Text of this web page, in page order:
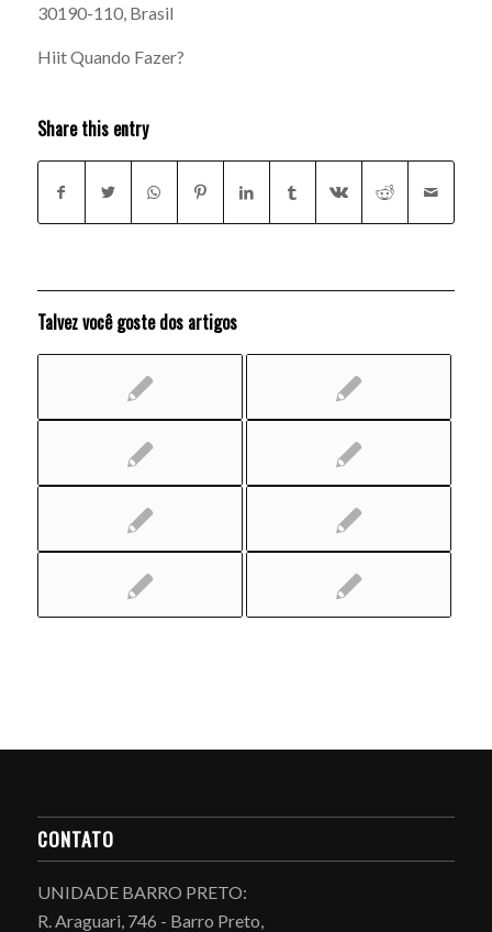
30190-110, Brasil
Hiit Quando Fazer?
Share this entry
Talvez você goste dos artigos
CONTATO
UNIDADE BARRO PRETO:
R. Araguari, 746 - Barro Preto,